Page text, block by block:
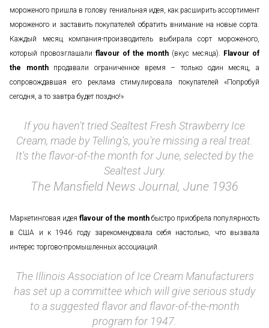
мороженого пришла в голову гениальная идея, как расширить ассортимент
мороженого и заставить покупателей обратить внимание на новые сорта.
Каждый месяц компания-производитель выбирала сорт мороженого,
который провозглашали flavour of the month (вкус месяца). Flavour of
the
monthпродавали ограниченное время – только один месяц, а
сопровождавшая его реклама стимулировала покупателей «Попробуй
сегодня, а то завтра будет поздно!»
If you haven't tried Sealtest Fresh Strawberry Ice
Cream, made by Telling's, you're missing a real treat.
It's the flavor-of-the month for June, selected by the
Sealtest Jury.
The Mansfield News Journal, June 1936
Маркетинговая идея flavour of the month быстро приобрела популярность
в США и к 1946 году зарекомендовала себя настолько, что вызвала
интерес торгово-промышленных ассоциаций.
The Illinois Association of Ice Cream Manufacturers
has set up a committee which will give serious study
to a suggested flavor and flavor-of-the-month
program for 1947.